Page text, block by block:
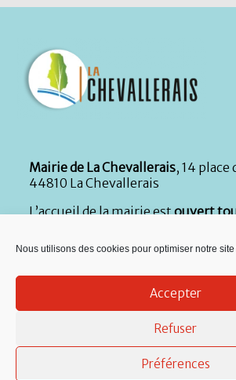
Nous utilisons des cookies pour optimiser notre
Accepter
Refuser
Préférences
Mairie de La Chevallerais, 14 place
44810 La Chevallerais
L’accueil de la mairie estouvert
de 9h à 12h . En complément,
téléphonique reste ouvert le
et vendredi de 13h30 à 17h.
le secrétariat est fermé tous
02 40 79 10 12
mairie@lachevallerais.fr